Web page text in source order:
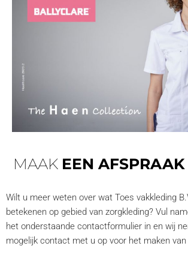
MAAK EEN AFSPRAAK
Wilt u meer weten over wat Toes vakkleding
betekenen op gebied van zorgkleding? Vul
het onderstaande contactformulier in en wij
mogelijk contact met u op voor het maken